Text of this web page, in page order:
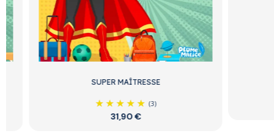
SUPER MAÎTRESSE
(3)
31,90 €